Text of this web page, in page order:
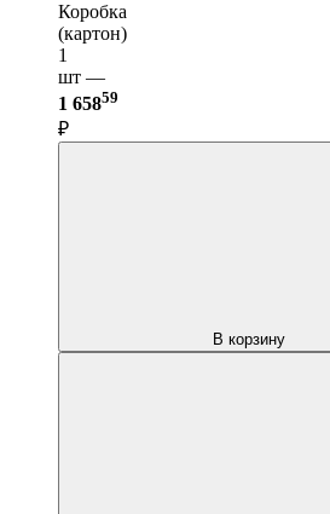
Коробка
(картон)
1
шт —
1 65859
₽
В корзину